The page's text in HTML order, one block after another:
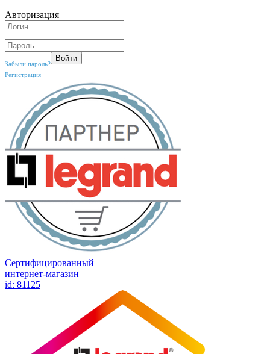
Авторизация
Забыли пароль?
Регистрация
Сертифицированный
интернет-магазин
id: 81125